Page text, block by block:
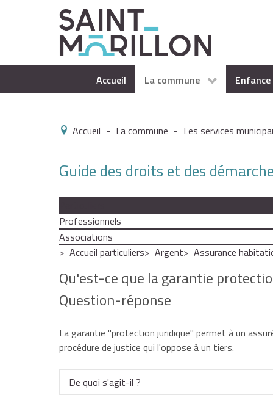
Accueil La commune
Accueil - La commune - Les services
Guide des droits et des
Professionnels
Associations
Accueil particuliers
Argent Assurance
Qu'est-ce que la garantie
Question-réponse
La garantie "protection juridique" permet à un
procédure de justice qui l'oppose à un tiers.
De quoi s'agit-il ?